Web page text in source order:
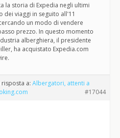
la storia di Expedia negli ultimi
dei viaggi in seguito all'11
un modo di vendere
prezzo. In questo momento
alberghiera, il presidente
ha acquistato Expedia.com
risposta a: Albergatori, attenti a
#17044